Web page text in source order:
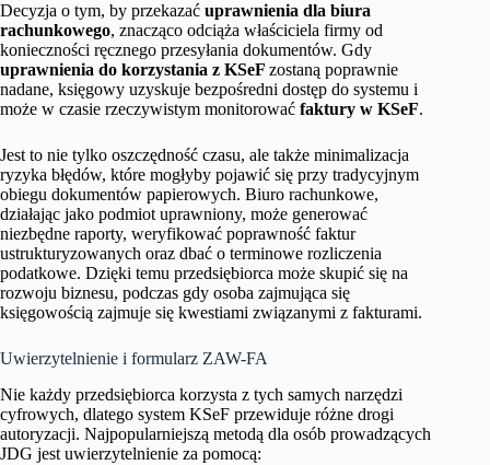
Decyzja o tym, by przekazać uprawnienia dla biura
rachunkowego, znacząco odciąża właściciela firmy od
konieczności ręcznego przesyłania dokumentów. Gdy
uprawnienia do korzystania z KSeF zostaną poprawnie
nadane, księgowy uzyskuje bezpośredni dostęp do systemu i
może w czasie rzeczywistym monitorować faktury w KSeF.
Jest to nie tylko oszczędność czasu, ale także minimalizacja
ryzyka błędów, które mogłyby pojawić się przy tradycyjnym
obiegu dokumentów papierowych. Biuro rachunkowe,
działając jako podmiot uprawniony, może generować
niezbędne raporty, weryfikować poprawność faktur
ustrukturyzowanych oraz dbać o terminowe rozliczenia
podatkowe. Dzięki temu przedsiębiorca może skupić się na
rozwoju biznesu, podczas gdy osoba zajmująca się
księgowością zajmuje się kwestiami związanymi z fakturami.
Uwierzytelnienie i formularz ZAW-FA
Nie każdy przedsiębiorca korzysta z tych samych narzędzi
cyfrowych, dlatego system KSeF przewiduje różne drogi
autoryzacji. Najpopularniejszą metodą dla osób prowadzących
JDG jest uwierzytelnienie za pomocą: